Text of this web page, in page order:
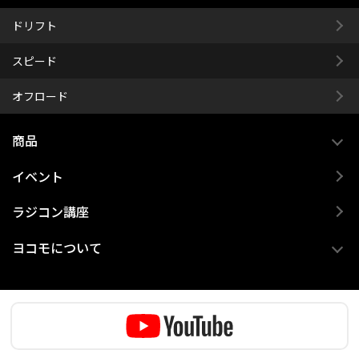
ドリフト
スピード
オフロード
商品
イベント
ラジコン講座
ヨコモについて